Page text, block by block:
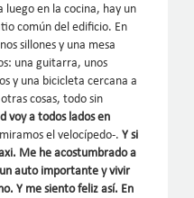
en la cocina, hay un
común del edificio. En
sillones y una mesa
una guitarra, unos
y una bicicleta cercana a
cosas, todo sin
voy a todos lados en
el velocípedo-.Y si
Me he acostumbrado a
auto importante y vivir
Y me siento feliz así. En